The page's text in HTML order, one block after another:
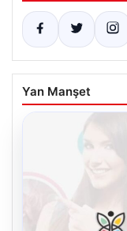
Yan Manşet